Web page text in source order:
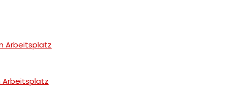
Arbeitsplatz
Arbeitsplatz